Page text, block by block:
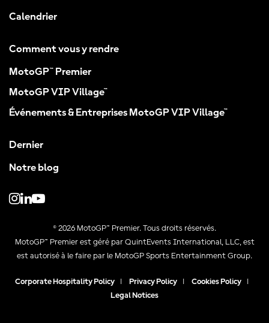
Calendrier
Comment vous y rendre
MotoGP™ Premier
MotoGP VIP Village™
Événements & Entreprises MotoGP VIP Village™
Dernier
Notre blog
© 2026 MotoGP™ Premier. Tous droits réservés.
MotoGP™ Premier est géré par QuintEvents International, LLC, est
est autorisé à le faire par le MotoGP Sports Entertainment Group.
Corporate Hospitality Policy Privacy Policy Cookies Policy
Legal Notices